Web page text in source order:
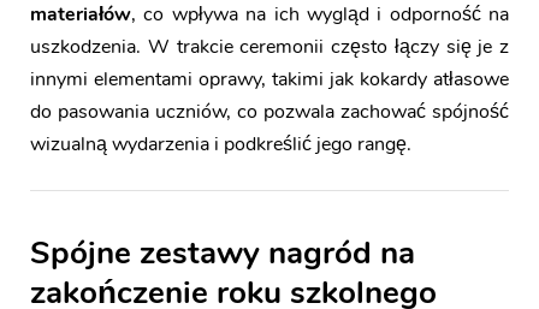
materiałów, co wpływa na ich wygląd i odporność na
uszkodzenia. W trakcie ceremonii często łączy się je z
innymi elementami oprawy, takimi jak kokardy atłasowe
do pasowania uczniów, co pozwala zachować spójność
wizualną wydarzenia i podkreślić jego rangę.
Spójne zestawy nagród na
zakończenie roku szkolnego